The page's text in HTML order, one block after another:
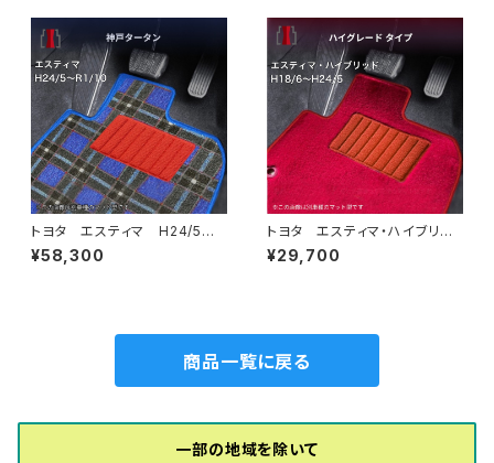
トヨタ エスティマ H24/5〜R
1/10（後期） 50系 フロアマッ
ト一式 カーマット 神戸タータ
¥58,300
トヨタ エスティマ・ハイブリッ
ド H18/6〜H24/5（前期） 2
0系 フロアマット一式 カーマ
¥29,700
商品一覧に戻る
一部の地域を除いて